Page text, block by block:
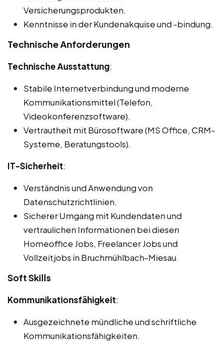
Versicherungsprodukten.
Kenntnisse in der Kundenakquise und -bindung.
Technische Anforderungen
Technische Ausstattung:
Stabile Internetverbindung und moderne
Kommunikationsmittel (Telefon,
Videokonferenzsoftware).
Vertrautheit mit Bürosoftware (MS Office, CRM-
Systeme, Beratungstools).
IT-Sicherheit:
Verständnis und Anwendung von
Datenschutzrichtlinien.
Sicherer Umgang mit Kundendaten und
vertraulichen Informationen bei diesen
Homeoffice Jobs, Freelancer Jobs und
Vollzeitjobs in Bruchmühlbach-Miesau.
Soft Skills
Kommunikationsfähigkeit:
Ausgezeichnete mündliche und schriftliche
Kommunikationsfähigkeiten.